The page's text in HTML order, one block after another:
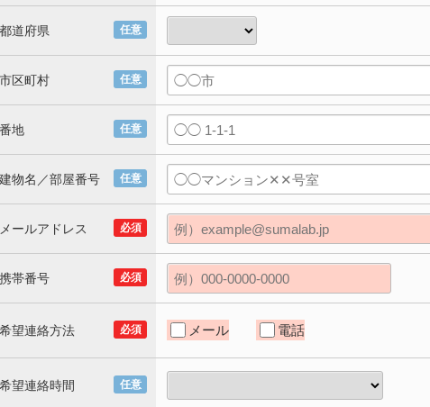
任意
都道府県
任意
市区町村
任意
番地
任意
建物名／部屋番号
必須
メールアドレス
必須
携帯番号
必須
希望連絡方法 メール 電話
任意
希望連絡時間